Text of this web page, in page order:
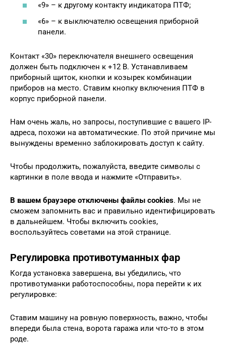
«9» – к другому контакту индикатора ПТФ;
«6» – ­к выключателю освещения приборной
панели.
Контакт «30» переключателя внешнего освещения
должен быть подключен к +12 В. Устанавливаем
приборный щиток, кнопки и козырек комбинации
приборов на место. Ставим кнопку включения ПТФ в
корпус приборной панели.
Нам очень жаль, но запросы, поступившие с вашего IP-
адреса, похожи на автоматические. По этой причине мы
вынуждены временно заблокировать доступ к сайту.
Чтобы продолжить, пожалуйста, введите символы с
картинки в поле ввода и нажмите «Отправить».
В вашем браузере отключены файлы cookies. Мы не
сможем запомнить вас и правильно идентифицировать
в дальнейшем. Чтобы включить cookies,
воспользуйтесь советами на этой странице.
Регулировка противотуманных фар
Когда установка завершена, вы убедились, что
противотуманки работоспособны, пора перейти к их
регулировке:
Ставим машину на ровную поверхность, важно, чтобы
впереди была стена, ворота гаража или что-то в этом
роде.